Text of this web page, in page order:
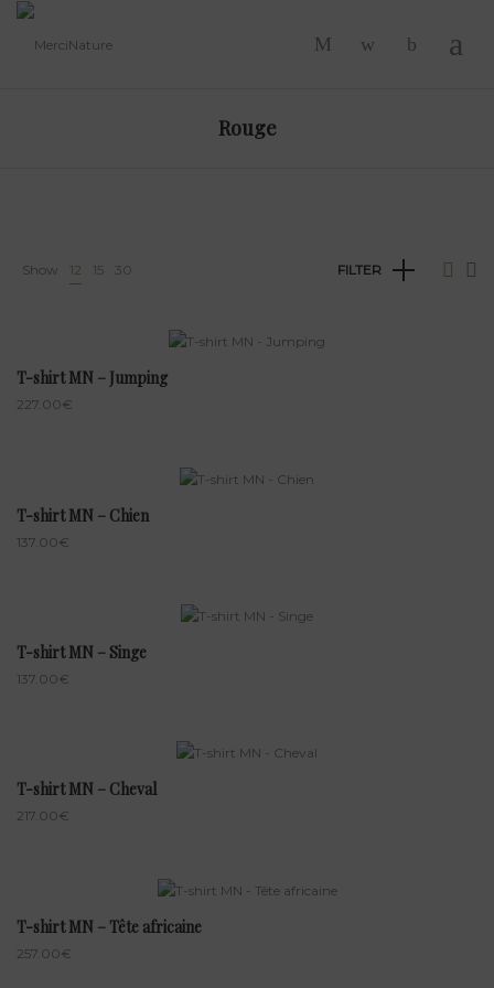
Rouge
Show 12 15 30 FILTER
T-shirt MN – Jumping
227.00€
T-shirt MN – Chien
137.00€
T-shirt MN – Singe
137.00€
T-shirt MN – Cheval
217.00€
T-shirt MN – Tête africaine
257.00€